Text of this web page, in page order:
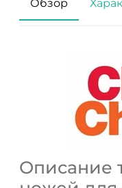
Обзор
Описание